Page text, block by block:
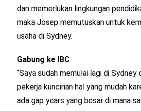
dan memerlukan lingkungan
maka Josep memutuskan untuk
usaha di Sydney.
Gabung ke IBC
“Saya sudah memulai lagi di Sydney
pekerja kuncirian hal yang mudah
ada gap years yang besar di mana